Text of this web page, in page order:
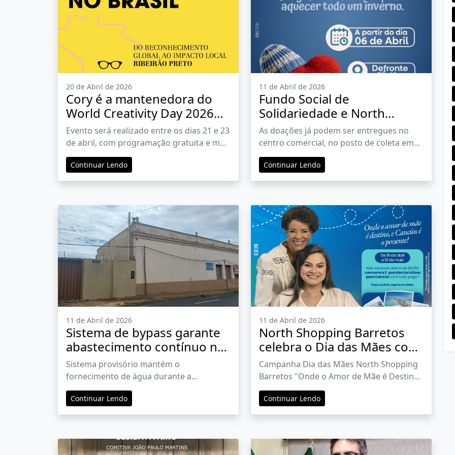
20 de Abril de 2026
Cory é a mantenedora do
World Creativity Day 2026
em Ribeirão Preto e amplia
atuação em iniciativas de
inovação
Evento será realizado entre os dias 21 e 23
de abril, com programação gratuita e mais
de 40 atividades. I
Continuar Lendo
11 de Abril de 2026
Fundo Social de
Solidariedade e North
Shopping Barretos dão
início à Campanha do
Agasalho 2026
As doações já podem ser entregues no
centro comercial, no posto de coleta em
frente da Picc Ninos
Continuar Lendo
11 de Abril de 2026
Sistema de bypass garante
abastecimento contínuo na
região central de Barretos
durante troca de tubulação
Sistema provisório mantém o
fornecimento de água durante a
substituição da rede antiga, garantindo
continuidade no abastecimento e mais
eficiência para o sistema
Continuar Lendo
11 de Abril de 2026
North Shopping Barretos
celebra o Dia das Mães com
sorteio de viagens para
Cancún
Campanha Dia das Mães North Shopping
Barretos "Onde o Amor de Mãe é Destino
e Cancún é o Presente!" oferece pacotes
turísticos “All inclusive” e destaca a força
da maternidade em todas as suas fases,
Continuar Lendo